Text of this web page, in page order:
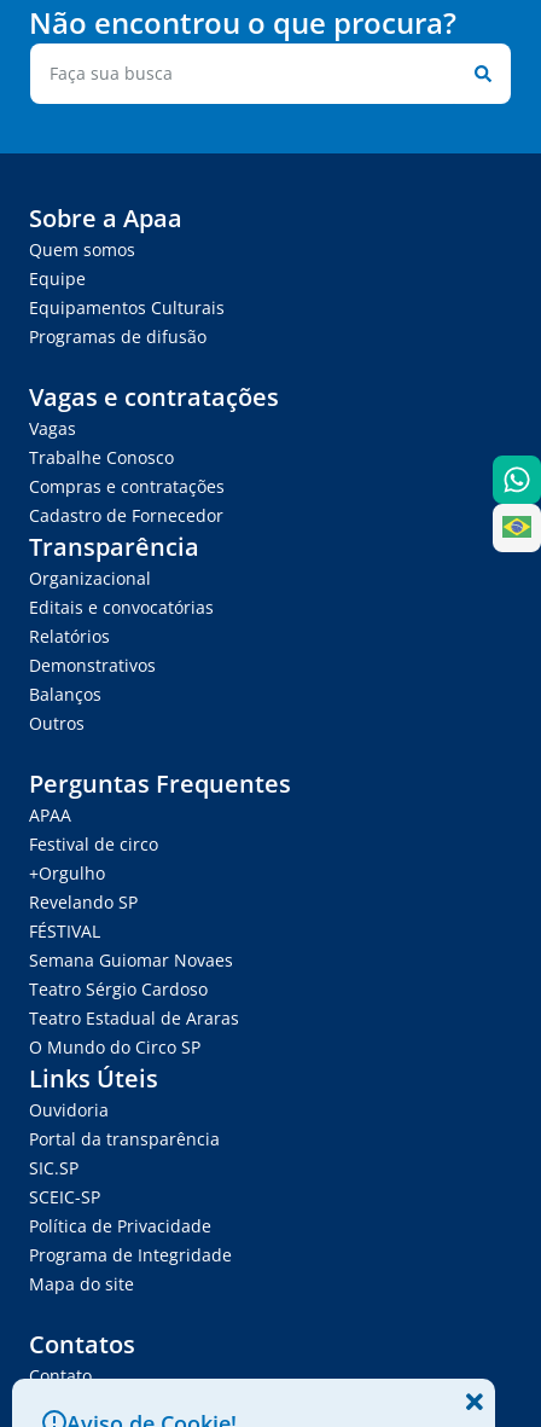
Não encontrou o que procura?
Sobre a Apaa
Quem somos
Equipe
Equipamentos Culturais
Programas de difusão
Vagas e contratações
Vagas
Trabalhe Conosco
Compras e contratações
Cadastro de Fornecedor
Transparência
Organizacional
Editais e convocatórias
Relatórios
Demonstrativos
Balanços
Outros
Perguntas Frequentes
APAA
Festival de circo
+Orgulho
Revelando SP
FÉSTIVAL
Semana Guiomar Novaes
Teatro Sérgio Cardoso
Teatro Estadual de Araras
O Mundo do Circo SP
Links Úteis
Ouvidoria
Portal da transparência
SIC.SP
SCEIC-SP
Política de Privacidade
Programa de Integridade
Mapa do site
Contatos
Contato